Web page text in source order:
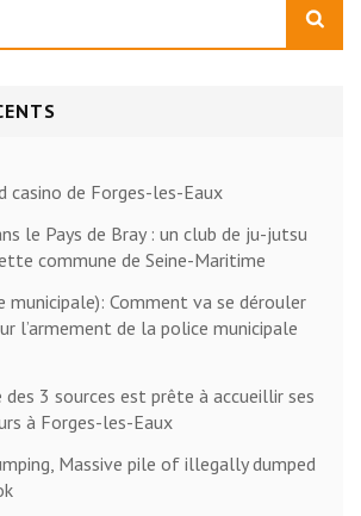
casino de Forges-les-Eaux
le Pays de Bray : un club de ju-jutsu
commune de Seine-Maritime
municipale): Comment va se dérouler
l’armement de la police municipale
des 3 sources est prête à accueillir ses
à Forges-les-Eaux
Massive pile of illegally dumped